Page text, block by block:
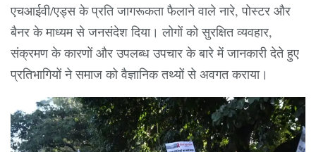
एचआईवी/एड्स के प्रति जागरूकता फैलाने वाले नारे, पोस्टर और
बैनर के माध्यम से जनसंदेश दिया। लोगों को सुरक्षित व्यवहार,
संक्रमण के कारणों और उपलब्ध उपचार के बारे में जानकारी देते हुए
प्रतिभागियों ने समाज को वैज्ञानिक तथ्यों से अवगत कराया।